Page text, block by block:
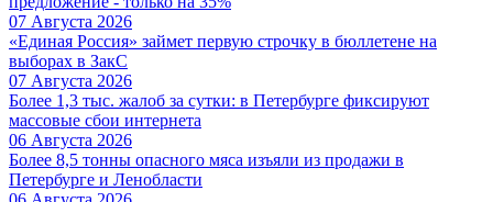
07 Августа 2026
«Единая Россия» займет первую строчку в бюллетене на
выборах в ЗакС
07 Августа 2026
Более 1,3 тыс. жалоб за сутки: в Петербурге фиксируют
массовые сбои интернета
06 Августа 2026
Более 8,5 тонны опасного мяса изъяли из продажи в
Петербурге и Ленобласти